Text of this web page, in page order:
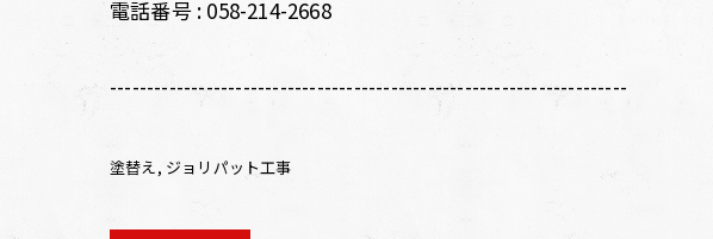
電話番号 : 058-214-2668
----------------------------------------------------------------------
塗替え ジョリパット工事